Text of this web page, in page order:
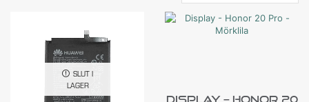
SLUT I
LAGER
Display – Honor 20